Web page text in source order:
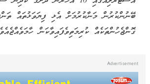
ބޭނުންކުރުން މަނާކުރުމަށް އެޅި ފިޔަވަޅުތައް
ގޮންޖެހުންތަކެއް ކުރިމަތިވެފައިވާކަން